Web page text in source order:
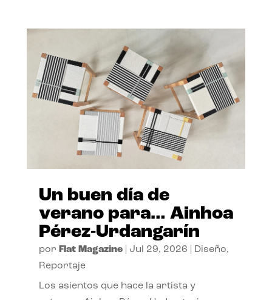
Un buen día de
verano para… Ainhoa
Pérez-Urdangarín
por Flat Magazine| Jul 29, 2026 Diseño,
Reportaje
Los asientos que hace la artista y